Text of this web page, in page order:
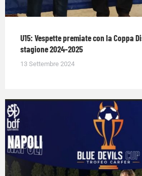
U15: Vespette premiate con la Coppa
stagione 2024-2025
13 Settembre 2024